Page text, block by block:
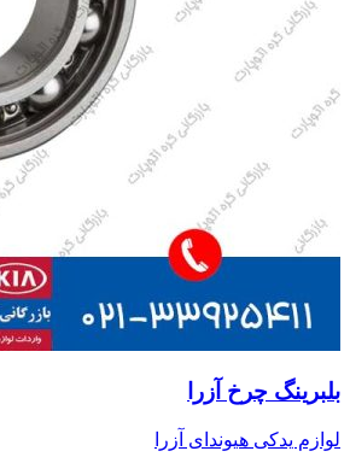
بلبرینگ چرخ آزرا
لوازم یدکی هیوندای آزرا